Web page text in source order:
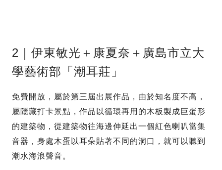
2｜伊東敏光＋康夏奈＋廣島市立大
學藝術部「潮耳莊」
免費開放，屬於第三屆出展作品，由於知名度不高，
屬隱藏打卡景點，作品以循環再用的木板製成巨蛋形
的建築物，從建築物往海邊伸延出一個紅色喇叭當集
音器，身處木蛋以耳朵貼著不同的洞口，就可以聽到
潮水海浪聲音。